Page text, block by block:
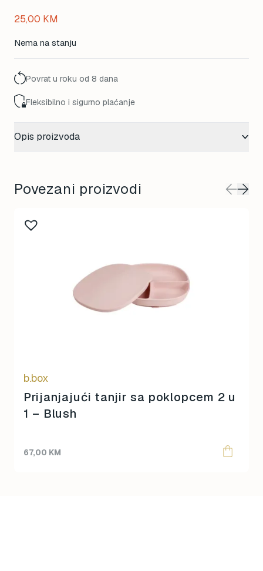
25,00 KM
Nema na stanju
Povrat u roku od 8 dana
Fleksibilno i sigurno plaćanje
Opis proizvoda
Povezani proizvodi
b.box
Prijanjajući tanjir sa poklopcem 2 u
1 – Blush
67,00 KM